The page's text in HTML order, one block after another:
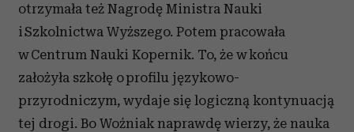
otrzymała też Nagrodę Ministra Nauki
i Szkolnictwa Wyższego. Potem pracowała
w Centrum Nauki Kopernik. To, że w końcu
założyła szkołę o profilu językowo-
przyrodniczym, wydaje się logiczną kontynuacją
tej drogi. Bo Woźniak naprawdę wierzy, że nauka